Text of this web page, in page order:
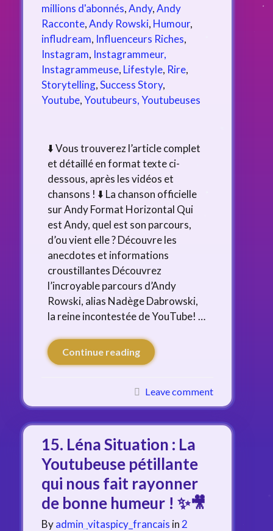
millions d'abonnés,Andy,Andy
Racconte,Andy Rowski, Humour,
infludream, Influenceurs Riches,
Instagram, Instagrammeur,
Instagrammeuse, Lifestyle, Rire,
Storytelling,Success Story,
Youtube,Youtubeurs, Youtubeuses
⬇️ Vous trouverez l’article complet
et détaillé en format texte ci-
dessous, après les vidéos et
chansons ! ⬇️ La chanson officielle
sur Andy Format Horizontal Qui
est Andy, quel est son parcours,
d’ou vient elle ? Découvre les
anecdotes et informations
croustillantes Découvrez
l’incroyable parcours d’Andy
Rowski, alias Nadège Dabrowski,
la reine incontestée de YouTube! …
Continue reading
Leave comment
15. Léna Situation : La
Youtubeuse pétillante
qui nous fait rayonner
de bonne humeur ! ✨🎥
Byadmin_vitaspicy_francais in2